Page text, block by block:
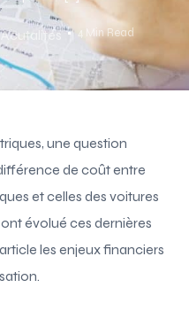
Acutalités 4 Min Read
une question
de coût entre
et celles des voitures
évolué ces dernières
les enjeux financiers